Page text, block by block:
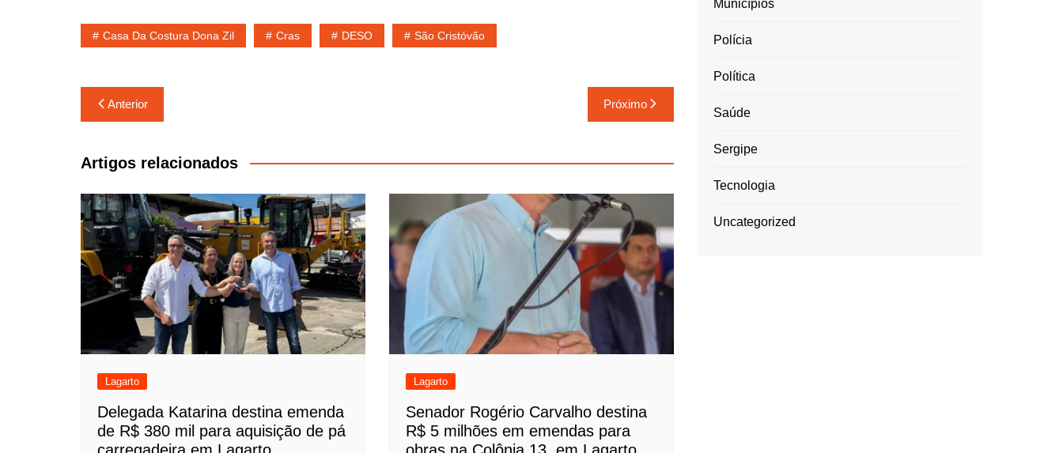
Casa Da Costura Dona Zil Cras DESO São Cristóvão
Navegação
de
Post
Anterior Próximo
Artigos relacionados
Lagarto
Delegada Katarina destina emenda
de R$ 380 mil para aquisição de pá
Lagarto
Senador Rogério Carvalho destina
R$ 5 milhões em emendas para
Municípios
Polícia
Política
Saúde
Sergipe
Tecnologia
Uncategorized